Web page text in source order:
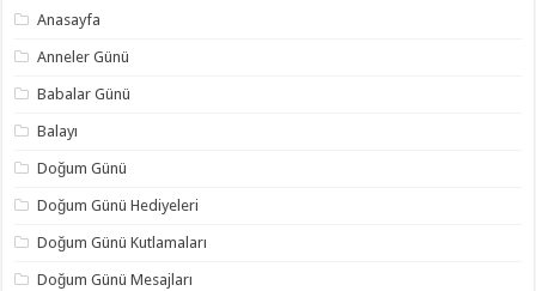
Anasayfa
Anneler Günü
Babalar Günü
Balayı
Doğum Günü
Doğum Günü Hediyeleri
Doğum Günü Kutlamaları
Doğum Günü Mesajları